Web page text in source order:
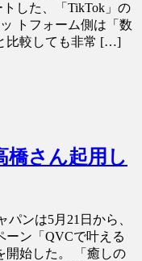
した、「TikTok」の
トフォーム側は「数
比較しても非常 […]
橋さん起用し
ンは5月21日から、
ーン「QVCで叶える
始した。 「癒しの